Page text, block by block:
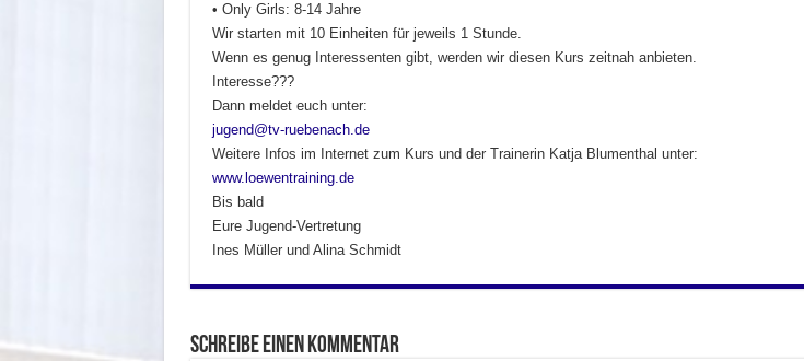
• Only Girls: 8-14 Jahre
Wir starten mit 10 Einheiten für jeweils 1 Stunde.
Wenn es genug Interessenten gibt, werden wir diesen Kurs zeitnah anbieten.
Interesse???
Dann meldet euch unter:
jugend@tv-ruebenach.de
Weitere Infos im Internet zum Kurs und der Trainerin Katja Blumenthal unter:
www.loewentraining.de
Bis bald
Eure Jugend-Vertretung
Ines Müller und Alina Schmidt
Schreibe einen Kommentar